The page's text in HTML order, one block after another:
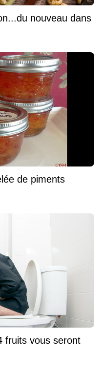
nouveau dans
de piments
fruits vous seront